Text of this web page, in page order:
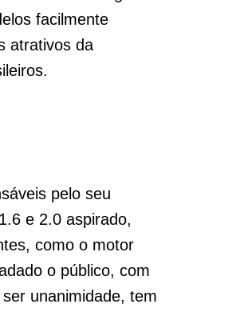
facilmente
atrativos da
pelo seu
e 2.0 aspirado,
como o motor
o público, com
unanimidade, tem